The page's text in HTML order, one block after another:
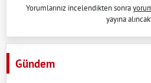
Yorumlarınız incelendikten sonra
yayına
Gündem